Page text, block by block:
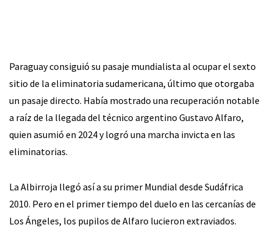
Paraguay consiguió su pasaje mundialista al ocupar el sexto
sitio de la eliminatoria sudamericana, último que otorgaba
un pasaje directo. Había mostrado una recuperación notable
a raíz de la llegada del técnico argentino Gustavo Alfaro,
quien asumió en 2024 y logró una marcha invicta en las
eliminatorias.
La Albirroja llegó así a su primer Mundial desde Sudáfrica
2010. Pero en el primer tiempo del duelo en las cercanías de
Los Ángeles, los pupilos de Alfaro lucieron extraviados.